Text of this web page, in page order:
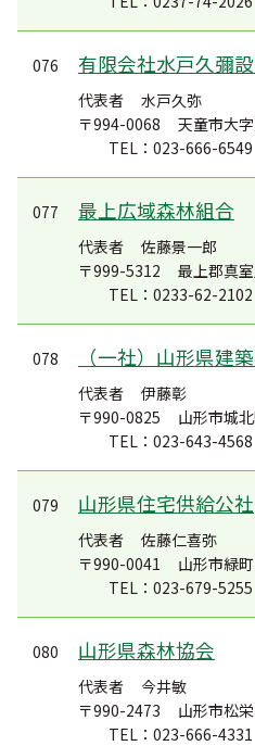
076 有限会社水戸久彌
代表者
水戸久弥
〒994-0068
天童市大
TEL：023-666-6549
077 最上広域森林組合
代表者
佐藤景一郎
〒999-5312
最上郡真
TEL：0233-62-2102
078 （一社）山形県建
代表者
伊藤彰
〒990-0825
山形市城
TEL：023-643-4568
079 山形県住宅供給公社
代表者
佐藤仁喜弥
〒990-0041
山形市緑
TEL：023-679-5255
080 山形県森林協会
代表者
今井敏
〒990-2473
山形市松
TEL：023-666-4331